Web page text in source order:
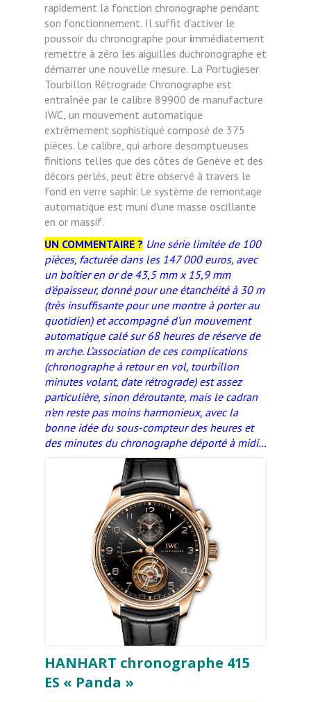
rapidement la fonction chronographe pendant
son fonctionnement. Il suffit d’activer le
poussoir du chronographe pour immédiatement
remettre à zéro les aiguilles duchronographe et
démarrer une nouvelle mesure. La Portugieser
Tourbillon Rétrograde Chronographe est
entraînée par le calibre 89900 de manufacture
IWC, un mouvement automatique
extrêmement sophistiqué composé de 375
pièces. Le calibre, qui arbore desomptueuses
finitions telles que des côtes de Genève et des
décors perlés, peut être observé à travers le
fond en verre saphir. Le système de remontage
automatique est muni d'une masse oscillante
en or massif.
UN COMMENTAIRE ? Une série limitée de 100
pièces, facturée dans les 147 000 euros, avec
un boîtier en or de 43,5 mm x 15,9 mm
d’épaisseur, donné pour une étanchéité à 30 m
(très insuffisante pour une montre à porter au
quotidien) et accompagné d’un mouvement
automatique calé sur 68 heures de réserve de
m arche. L’association de ces complications
(chronographe à retour en vol, tourbillon
minutes volant, date rétrograde) est assez
particulière, sinon déroutante, mais le cadran
n’en reste pas moins harmonieux, avec la
bonne idée du sous-compteur des heures et
des minutes du chronographe déporté à midi…
HANHART chronographe 415
ES « Panda »